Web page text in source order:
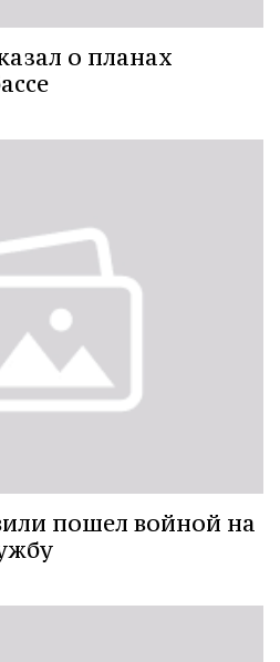
о планах
пошел войной на